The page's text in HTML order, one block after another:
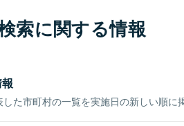
索に関する情報
た市町村の一覧を実施日の新しい順に